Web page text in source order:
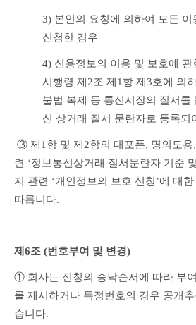
3) 본인의 요청에 의하여 모든
신청한 경우
4) 신용정보의 이용 및 보호에 관
시행령 제2조 제1항 제3호에 의
불법 복제 등 통신시장의 질서를
신 상거래 질서 문란자로 등록되
련 ‘정보통신상거래 질서문란자 기준
지 관련 ‘개인정보의 보호 신청’에 대
따릅니다.
제6조 (번호부여 및 변경)
① 회사는 신청의 승낙순서에 따라 부
를 제시하거나 특정번호의 경우 공개
습니다.